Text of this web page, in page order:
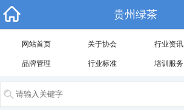
贵州绿茶
网站首页 关于协会 行业资讯
品牌管理 行业标准 培训服务